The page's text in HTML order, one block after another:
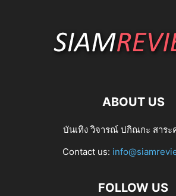
ABOUT US
บันเทิง วิจารณ์ ปกิณกะ สาร
Contact us:
FOLLOW US